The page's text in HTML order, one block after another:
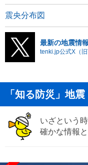
震央分布図
最新の地震情
tenki.jp公式X（旧
「知る防災」地震
いざという
確かな情報